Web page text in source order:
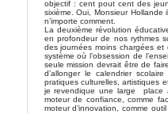
objectif : cent pout cent des
sixième. Oui, Monsieur Hollande
n’importe comment.
La deuxième révolution
en profondeur de nos rythmes
des journées moins chargées
système où l’obsession de
seule mission devrait être de
d’allonger le calendrier
pratiques culturelles, artistiques
je revendique une large place
moteur de confiance, comme
moteur d’innovation, comme